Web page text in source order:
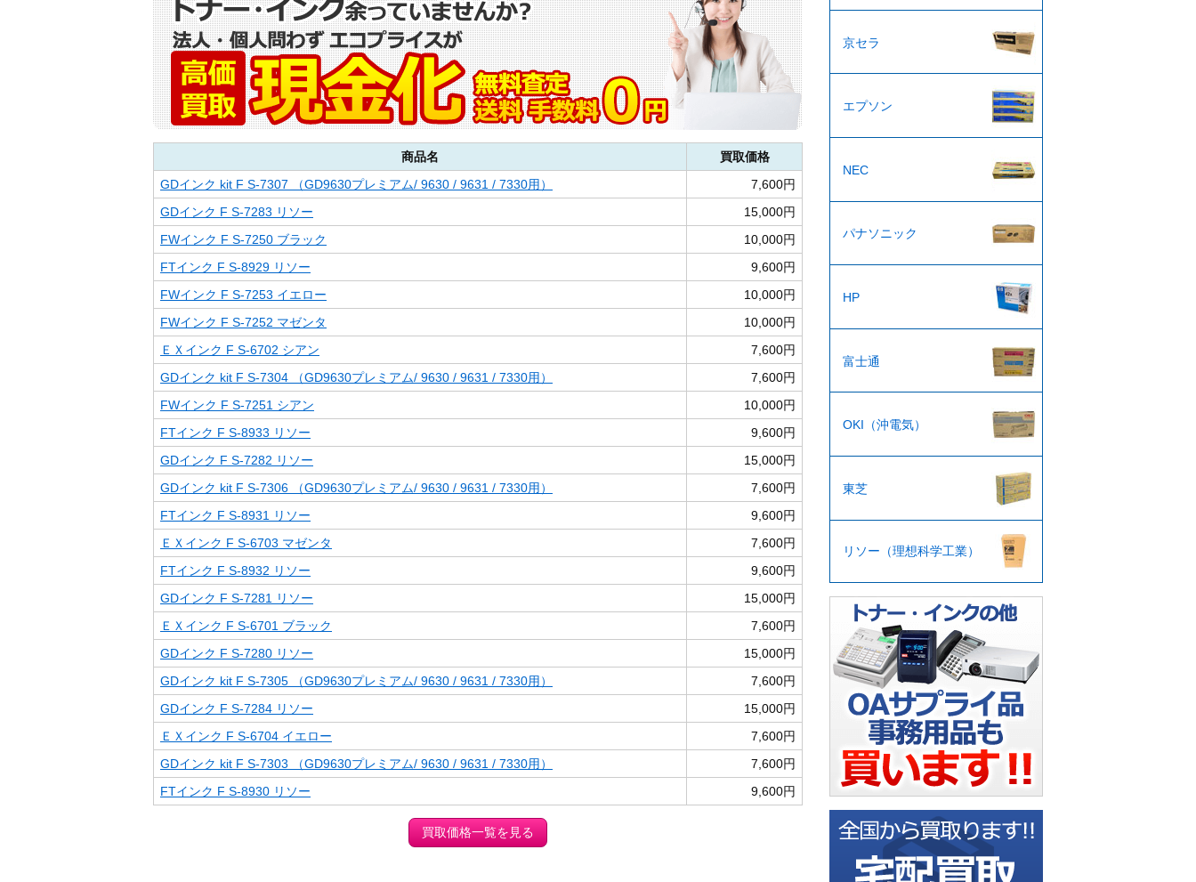
商品名
買取価格
GDインク kit F S-7307 （GD9630プレミアム/ 9630 / 9631 / 7330用）
7,600円
GDインク F S-7283 リソー
15,000円
FWインク F S-7250 ブラック
10,000円
FTインク F S-8929 リソー
9,600円
FWインク F S-7253 イエロー
10,000円
FWインク F S-7252 マゼンタ
10,000円
ＥＸインク F S-6702 シアン
7,600円
GDインク kit F S-7304 （GD9630プレミアム/ 9630 / 9631 / 7330用）
7,600円
FWインク F S-7251 シアン
10,000円
FTインク F S-8933 リソー
9,600円
GDインク F S-7282 リソー
15,000円
GDインク kit F S-7306 （GD9630プレミアム/ 9630 / 9631 / 7330用）
7,600円
FTインク F S-8931 リソー
9,600円
ＥＸインク F S-6703 マゼンタ
7,600円
FTインク F S-8932 リソー
9,600円
GDインク F S-7281 リソー
15,000円
ＥＸインク F S-6701 ブラック
7,600円
GDインク F S-7280 リソー
15,000円
GDインク kit F S-7305 （GD9630プレミアム/ 9630 / 9631 / 7330用）
7,600円
GDインク F S-7284 リソー
15,000円
ＥＸインク F S-6704 イエロー
7,600円
GDインク kit F S-7303 （GD9630プレミアム/ 9630 / 9631 / 7330用）
7,600円
FTインク F S-8930 リソー
9,600円
買取価格一覧を見る
京セラ
エプソン
NEC
パナソニック
HP
富士通
OKI（沖電気）
東芝
リソー（理想科学工業）